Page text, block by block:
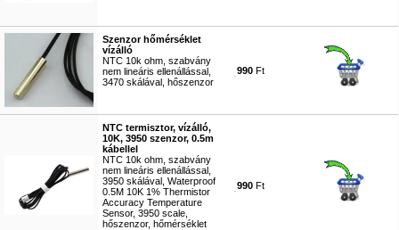
Szenzor hőmérséklet
vízálló
NTC 10k ohm, szabvány
nem lineáris ellenállással,
3470 skálával, hőszenzor
990 Ft
NTC termisztor, vízálló,
10K, 3950 szenzor, 0.5m
kábellel
NTC 10k ohm, szabvány
nem lineáris ellenállással,
3950 skálával, Waterproof
0.5M 10K 1% Thermistor
Accuracy Temperature
Sensor, 3950 scale,
hőszenzor, hőmérséklet
990 Ft